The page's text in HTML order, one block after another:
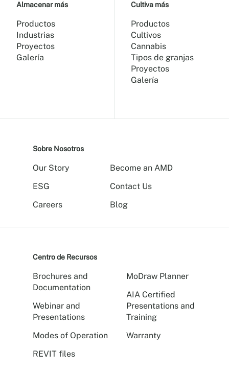
Almacenar más
Productos
Industrias
Proyectos
Galería
Cultiva más
Productos
Cultivos
Cannabis
Tipos de granjas
Proyectos
Galería
Sobre Nosotros
Our Story
ESG
Careers
Become an AMD
Contact Us
Blog
Centro de Recursos
Brochures and
Documentation
Webinar and
Presentations
Modes of Operation
REVIT files
MoDraw Planner
AIA Certified
Presentations and
Training
Warranty